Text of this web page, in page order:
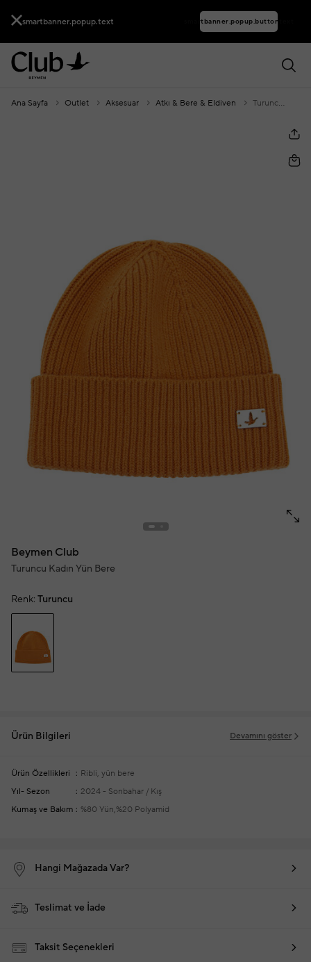
smartbanner.popup.text smartbanner.popup.buttontext
Ana Sayfa Outlet Aksesuar Atkı & Bere & Eldiven Turuncu Kadın Yün Bere
Beymen Club
Turuncu Kadın Yün Bere
Renk: Turuncu
Ürün Bilgileri Devamını göster
Ürün Özellikleri
Ribli, yün bere
Yıl- Sezon
2024 - Sonbahar / Kış
Kumaş ve Bakım
%80 Yün,%20 Polyamid
Hangi Mağazada Var?
Teslimat ve İade
Taksit Seçenekleri